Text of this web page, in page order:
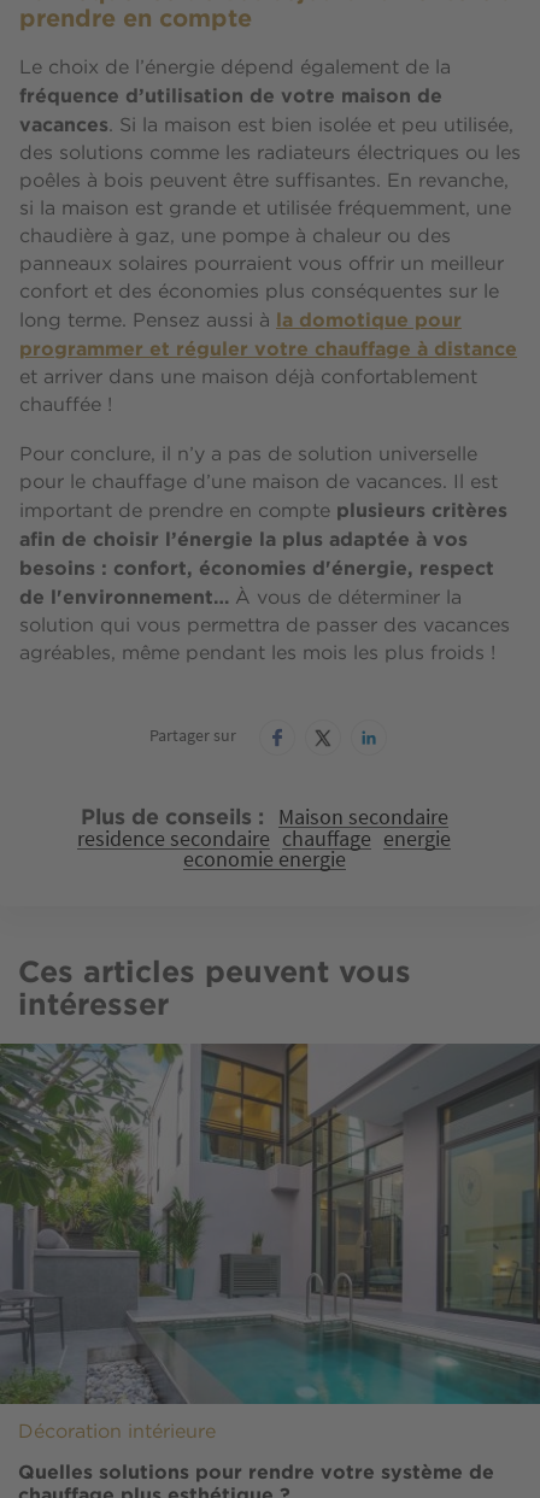
prendre en compte
Le choix de l’énergie dépend également de la
fréquence d’utilisation de votre maison de
vacances. Si la maison est bien isolée et peu utilisée,
des solutions comme les radiateurs électriques ou les
poêles à bois peuvent être suffisantes. En revanche,
si la maison est grande et utilisée fréquemment, une
chaudière à gaz, une pompe à chaleur ou des
panneaux solaires pourraient vous offrir un meilleur
confort et des économies plus conséquentes sur le
long terme. Pensez aussi à
la domotique pour
programmer et réguler votre chauffage à distance
et arriver dans une maison déjà confortablement
chauffée !
Pour conclure, il n’y a pas de solution universelle
pour le chauffage d’une maison de vacances. Il est
important de prendre en compte plusieurs critères
afin de choisir l’énergie la plus adaptée à vos
besoins : confort, économies d'énergie, respect
de l'environnement… À vous de déterminer la
solution qui vous permettra de passer des vacances
agréables, même pendant les mois les plus froids !
Partager sur
Plus de conseils Maison secondaire
residence secondaire chauffage energie
economie energie
Ces articles peuvent vous
intéresser
Image
Décoration intérieure
Quelles solutions pour rendre votre système de